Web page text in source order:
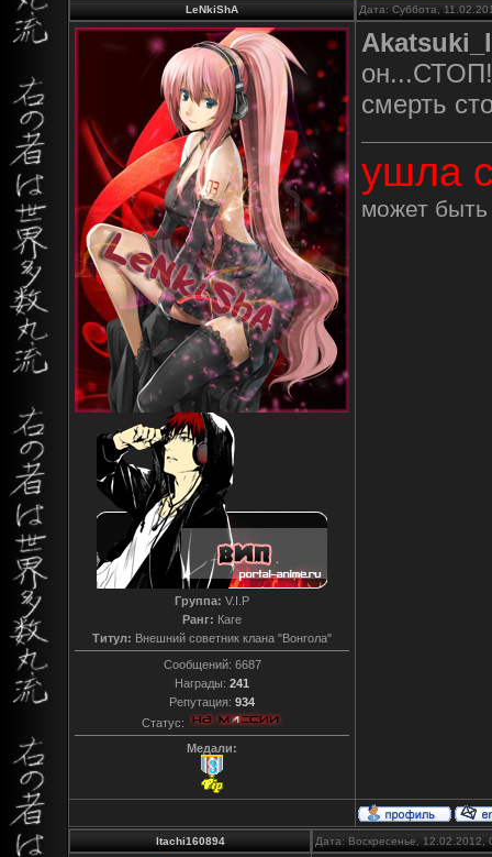
LeNkiShA Дата: Суббота,
Группа: V.I.P
Ранг: Каге
Титул: Внешний советник клана "Вонгола"
Сообщений: 6687
Награды: 241
Репутация: 934
Статус:
Медали:
он...СТОП!
смерть
ушла
может быть
Itachi160894 Дата: Воскресенье,